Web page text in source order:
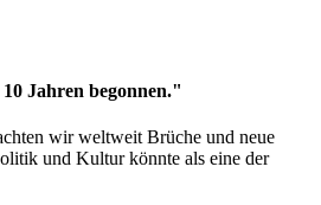
Jahren begonnen."
wir weltweit Brüche und neue
und Kultur könnte als eine der